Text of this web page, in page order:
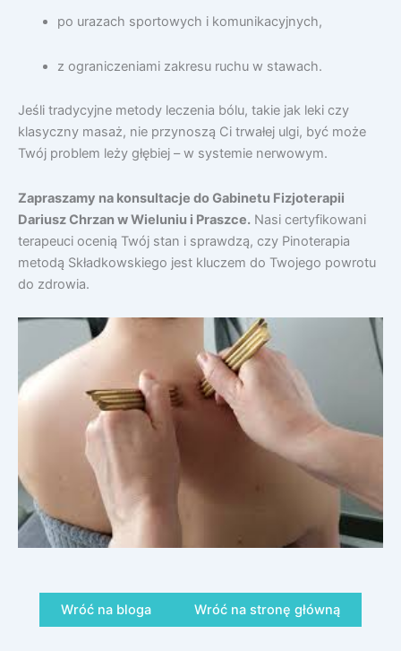
po urazach sportowych i komunikacyjnych,
z ograniczeniami zakresu ruchu w stawach.
Jeśli tradycyjne metody leczenia bólu, takie jak leki czy
klasyczny masaż, nie przynoszą Ci trwałej ulgi, być może
Twój problem leży głębiej – w systemie nerwowym.
Zapraszamy na konsultacje do Gabinetu Fizjoterapii
Dariusz Chrzan w Wieluniu i Praszce. Nasi certyfikowani
terapeuci ocenią Twój stan i sprawdzą, czy Pinoterapia
metodą Składkowskiego jest kluczem do Twojego powrotu
do zdrowia.
Wróć na bloga Wróć na stronę główną